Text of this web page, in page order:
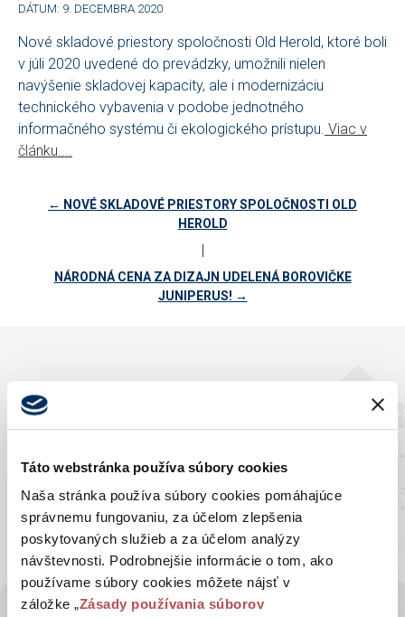
Táto webstránka používa súbory cookies
Naša stránka používa súbory cookies pomáhajúce
správnemu fungovaniu, za účelom zlepšenia
poskytovaných služieb a za účelom analýzy
návštevnosti. Podrobnejšie informácie o tom, ako
používame súbory cookies môžete nájsť v
záložke „Zásady používania súborov
DÁTUM: 9. DECEMBRA 2020
Nové skladové priestory spoločnosti Old Herold, ktoré boli
v júli 2020 uvedené do prevádzky, umožnili nielen
navýšenie skladovej kapacity, ale i modernizáciu
technického vybavenia v podobe jednotného
informačného systému či ekologického prístupu. Viac v
článku....
← NOVÉ SKLADOVÉ PRIESTORY SPOLOČNOSTI OLD
HEROLD
NÁRODNÁ CENA ZA DIZAJN UDELENÁ BOROVIČKE
JUNIPERUS! →
NAŠA
SPOLOČNOSŤ